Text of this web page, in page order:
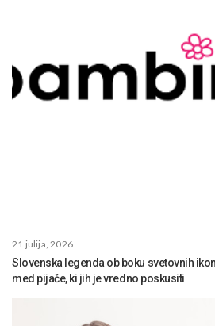
21 julija, 2026
Slovenska legenda ob boku svetovnih
med pijače, ki jih je vredno poskusiti